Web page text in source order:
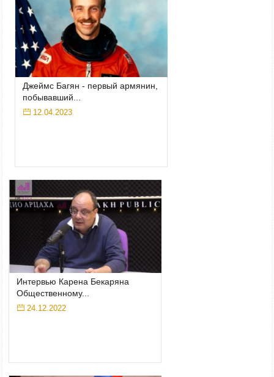
Джеймс Багян - первый армянин,
побывавший...
12.04.2023
Интервью Карена Бекаряна
Общественному...
24.12.2022